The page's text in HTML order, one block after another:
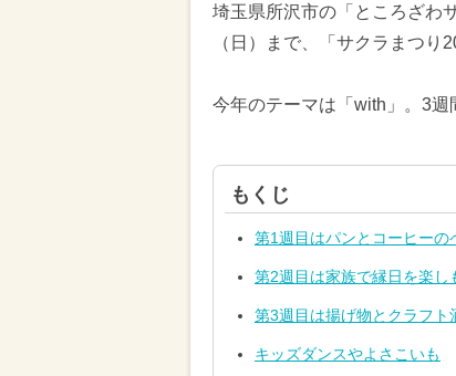
埼玉県所沢市の「ところざわ
（日）まで、「サクラまつり
今年のテーマは「with」。3週
もくじ
第1週目はパンとコーヒーの
第2週目は家族で縁日を楽し
第3週目は揚げ物とクラフト
キッズダンスやよさこいも